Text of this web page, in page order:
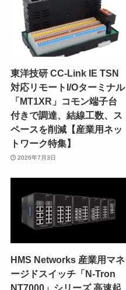
東洋技研 CC-Link IE TSN
対応リモートI/Oターミナル
「MT1XR」コモン端子台
付きで調達、結線工数、ス
ペースを削減【産業用ネッ
トワーク特集】
2026年7月3日
HMS Networks 産業用マネ
ージドスイッチ「N-Tron
NT7000」シリーズ 高速起